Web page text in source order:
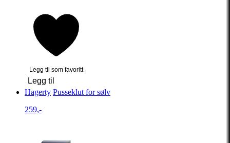
Legg til som favoritt
Legg til
Hagerty Pusseklut for sølv
259,-